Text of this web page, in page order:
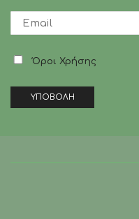
Όροι Χρήσης